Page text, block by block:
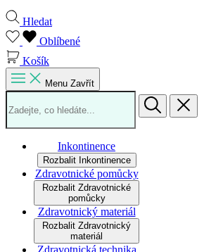
Hledat
Oblíbené
Košík
Menu Zavřít
Inkontinence
Rozbalit Inkontinence
Zdravotnické pomůcky
Rozbalit Zdravotnické
pomůcky
Zdravotnický materiál
Rozbalit Zdravotnický
materiál
Zdravotnická technika